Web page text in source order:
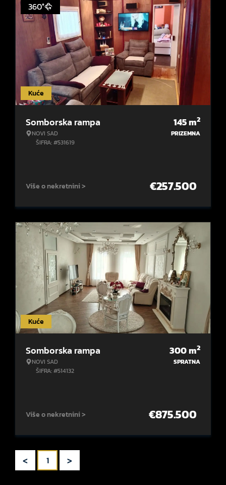
Kuće
360°
Somborska rampa
NOVI SAD
ŠIFRA: #531619
145m2
PRIZEMNA
Više o nekretnini > €257.500
Kuće
Somborska rampa
NOVI SAD
ŠIFRA: #514132
300m2
SPRATNA
Više o nekretnini > €875.500
< 1 >